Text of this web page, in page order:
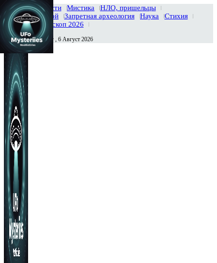
Главная Новости Мистика
НЛО, пришельцы
Тайны вселенной
Запретная археология Наука
Стихия
История
Гороскоп 2026
Сегодня Четверг , 6 Август 2026